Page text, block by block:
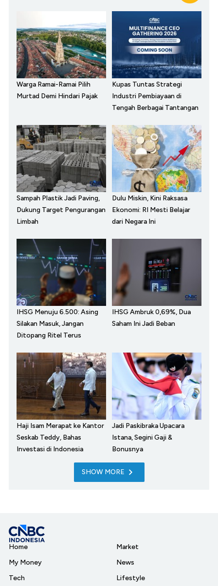
Warga Ramai-Ramai Pilih
Murtad Demi Hindari Pajak
Kupas Tuntas Strategi
Industri Pembiayaan di
Tengah Berbagai Tantangan
Sampah Plastik Jadi Paving,
Dukung Target Pengurangan
Limbah
Dulu Miskin, Kini Raksasa
Ekonomi: RI Mesti Belajar
dari Negara Ini
IHSG Menuju 6.500: Asing
Silakan Masuk, Jangan
Ditopang Ritel Terus
IHSG Ambruk 0,69%, Dua
Saham Ini Jadi Beban
Haji Isam Merapat ke Kantor
Seskab Teddy, Bahas
Investasi di Indonesia
Jadi Paskibraka Upacara
Istana, Segini Gaji &
Bonusnya
SHOW MORE
Home
My Money
Tech
Market
News
Lifestyle